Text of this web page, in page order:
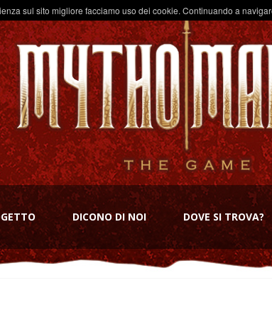
sul sito migliore facciamo uso dei cookie. Continuando a
DICONO DI NOI DOVE SI TROVA?